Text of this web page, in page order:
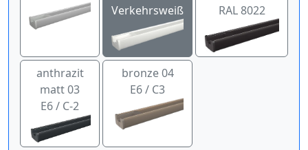
Verkehrsweiß
RAL 8022
anthrazit
matt 03
E6 / C-2
bronze 04
E6 / C3